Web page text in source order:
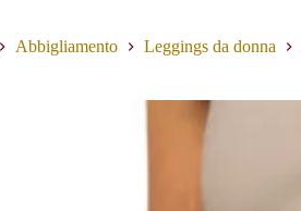
Abbigliamento Leggings da donna